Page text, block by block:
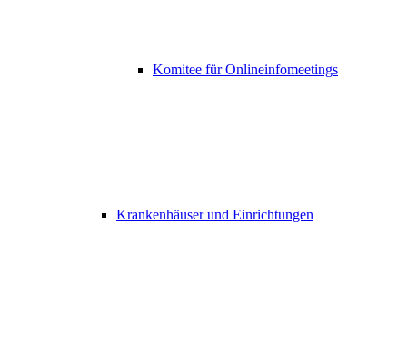
Komitee für Onlineinfomeetings
Krankenhäuser und Einrichtungen